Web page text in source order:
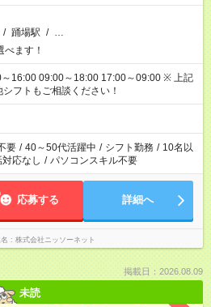
/ 踊場駅 / …
ます！
16:00 09:00～18:00 17:00～09:00 ※ 上記
フトもご相談ください！
要 / 40～50代活躍中 / シフト勤務 / 10名以
対応なし / パソコンスキル不要
応募する 詳細へ
株式会社ニッソーネット
掲載日：2026.08.09
未読